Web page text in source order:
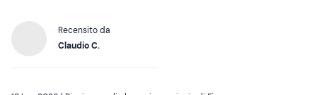
Recensito da
Claudio C.